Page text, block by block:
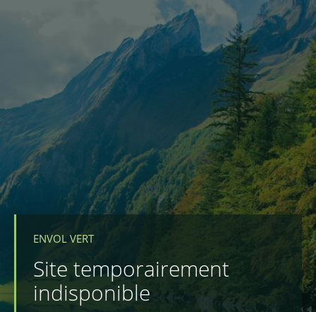
ENVOL VERT
Site temporairement
indisponible